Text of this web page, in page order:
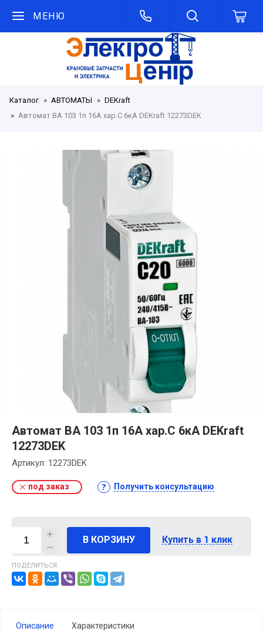
МЕНЮ
Каталог АВТОМАТЫ
DEKraft
Автомат ВА 103 1п 16А хар.С 6кА DEKraft 12273DEK
Автомат ВА 103 1п 16А хар.С 6кА DEKraft
12273DEK
Артикул: 12273DEK
под заказ Получить консультацию
В КОРЗИНУ Купить в 1 клик
ПОДЕЛИТЬСЯ:
Описание Характеристики